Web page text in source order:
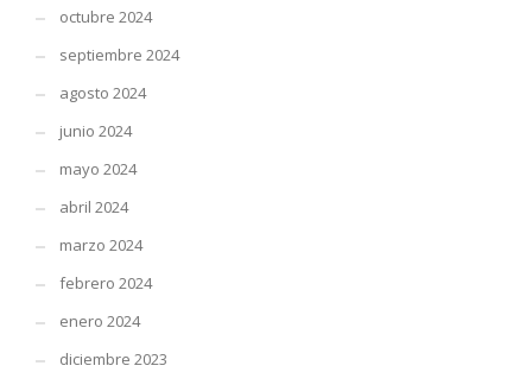
octubre 2024
septiembre 2024
agosto 2024
junio 2024
mayo 2024
abril 2024
marzo 2024
febrero 2024
enero 2024
diciembre 2023